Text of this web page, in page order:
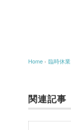
Home › 臨時休業
関連記事